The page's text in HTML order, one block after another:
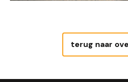
terug naar